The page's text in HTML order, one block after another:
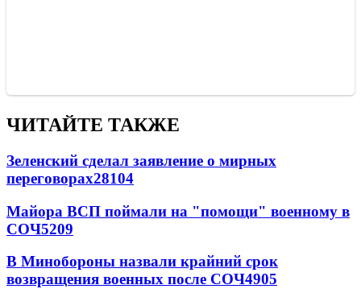
ЧИТАЙТЕ ТАКЖЕ
Зеленский сделал заявление о мирных
переговорах28104
Майора ВСП поймали на "помощи" военному в
СОЧ5209
В Минобороны назвали крайний срок
возвращения военных после СОЧ4905